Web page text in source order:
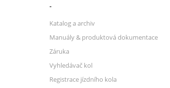
Katalog a archiv
Manuály & produktová dokumentace
Záruka
Vyhledávač kol
Registrace jízdního kola